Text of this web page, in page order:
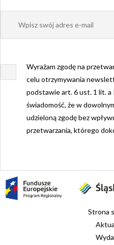
Wyrażam zgodę na
celu otrzymywania
podstawie art. 6 ust. 1 lit. a
świadomość, że w
udzieloną zgodę bez
przetwarzania, którego
Strona